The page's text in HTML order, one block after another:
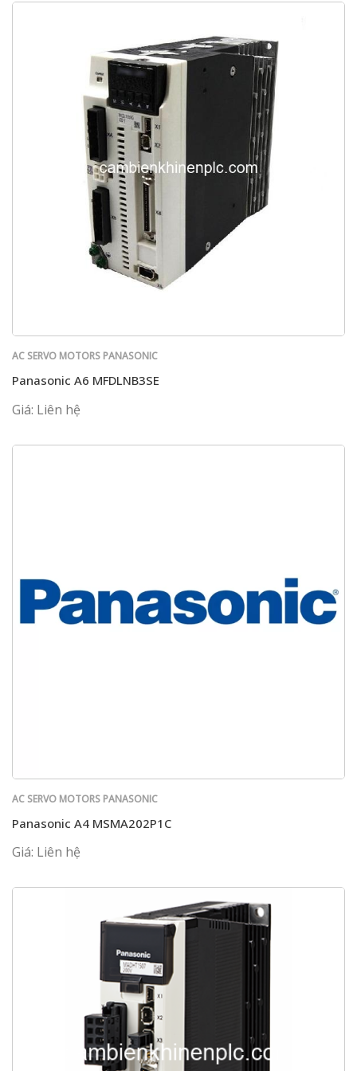
AC SERVO MOTORS PANASONIC
Panasonic A6 MFDLNB3SE
Giá: Liên hệ
AC SERVO MOTORS PANASONIC
Panasonic A4 MSMA202P1C
Giá: Liên hệ